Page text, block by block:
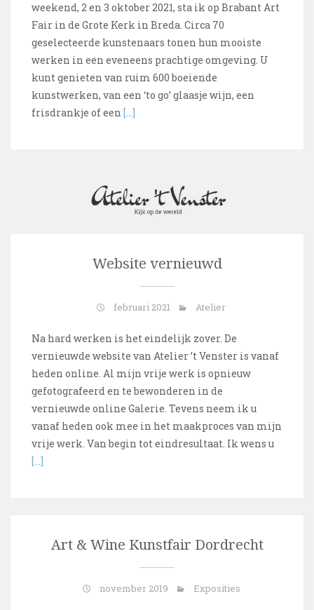
weekend, 2 en 3 oktober 2021, sta ik op Brabant Art
Fair in de Grote Kerk in Breda. Circa 70
geselecteerde kunstenaars tonen hun mooiste
werken in een eveneens prachtige omgeving. U
kunt genieten van ruim 600 boeiende
kunstwerken, van een ‘to go’ glaasje wijn, een
frisdrankje of een […]
Website vernieuwd
februari 2021 Atelier
Na hard werken is het eindelijk zover. De
vernieuwde website van Atelier ’t Venster is vanaf
heden online. Al mijn vrije werk is opnieuw
gefotografeerd en te bewonderen in de
vernieuwde online Galerie. Tevens neem ik u
vanaf heden ook mee in het maakproces van mijn
vrije werk. Van begin tot eindresultaat. Ik wens u
[…]
Art & Wine Kunstfair Dordrecht
november 2019 Exposities